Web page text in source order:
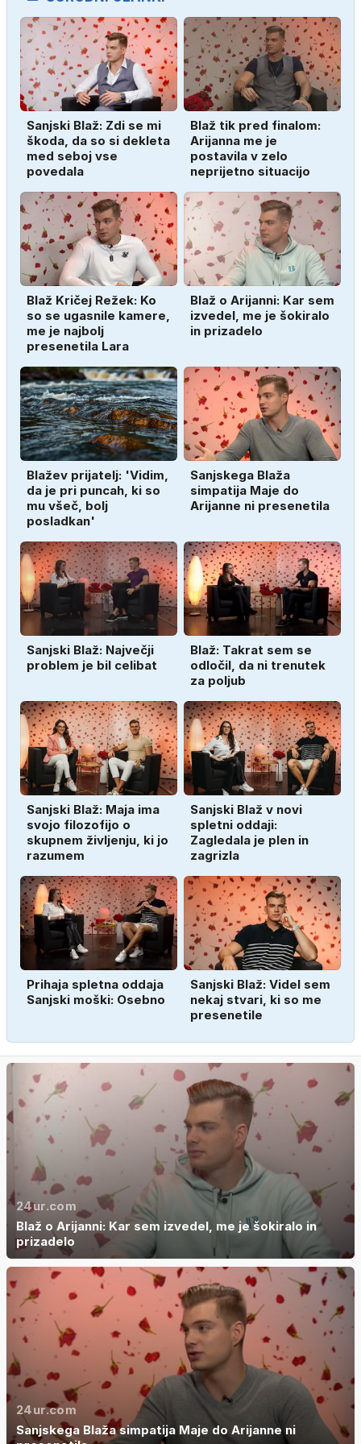
Sanjski Blaž: Zdi se mi
škoda, da so si dekleta
med seboj vse
povedala
Blaž tik pred finalom:
Arijanna me je
postavila v zelo
neprijetno situacijo
Blaž Kričej Režek: Ko
so se ugasnile kamere,
me je najbolj
presenetila Lara
Blaž o Arijanni: Kar sem
izvedel, me je šokiralo
in prizadelo
Blažev prijatelj: 'Vidim,
da je pri puncah, ki so
mu všeč, bolj
posladkan'
Sanjskega Blaža
simpatija Maje do
Arijanne ni presenetila
Sanjski Blaž: Največji
problem je bil celibat
Blaž: Takrat sem se
odločil, da ni trenutek
za poljub
Sanjski Blaž: Maja ima
svojo filozofijo o
skupnem življenju, ki jo
razumem
Sanjski Blaž v novi
spletni oddaji:
Zagledala je plen in
zagrizla
Prihaja spletna oddaja
Sanjski moški: Osebno
Sanjski Blaž: Videl sem
nekaj stvari, ki so me
presenetile
24ur.com
Blaž o Arijanni: Kar sem izvedel, me je šokiralo in
prizadelo
24ur.com
Sanjskega Blaža simpatija Maje do Arijanne ni